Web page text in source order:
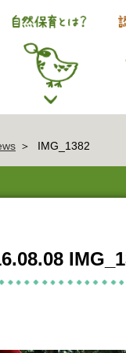
IMG_1382